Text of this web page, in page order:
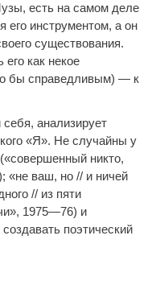
есть на самом деле
его инструментом, а он
существования.
как некое
бы справедливым) — к
анализирует
«Я». Не случайны у
никто,
«не ваш, но // и ничей
// из пяти
1975—76) и
поэтический